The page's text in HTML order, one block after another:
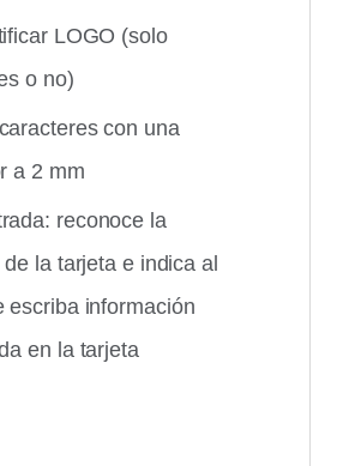
LOGO (solo
o no)
con una
a 2 mm
reconoce la
la tarjeta e indica al
escriba información
en la tarjeta